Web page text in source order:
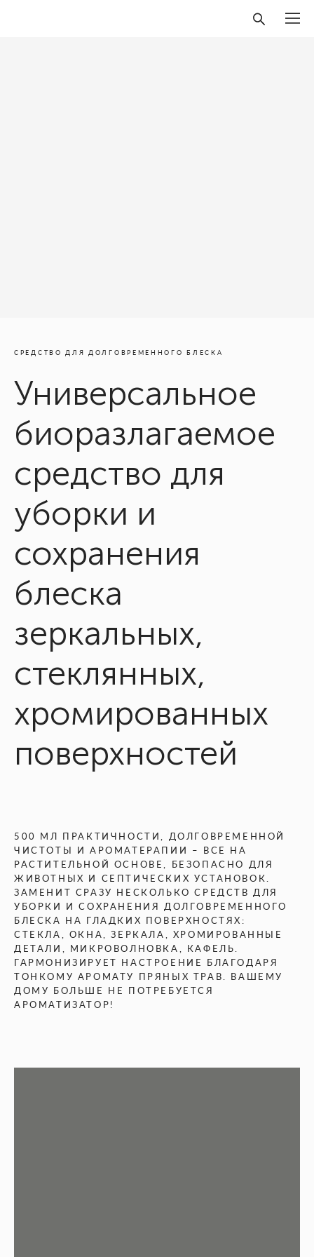
СРЕДСТВО ДЛЯ ДОЛГОВРЕМЕННОГО БЛЕСКА
Универсальное
биоразлагаемое
средство для
уборки и
сохранения
блеска
зеркальных,
стеклянных,
хромированных
поверхностей
500 МЛ ПРАКТИЧНОСТИ, ДОЛГОВРЕМЕННОЙ
ЧИСТОТЫ И АРОМАТЕРАПИИ – ВСЕ НА
РАСТИТЕЛЬНОЙ ОСНОВЕ, БЕЗОПАСНО ДЛЯ
ЖИВОТНЫХ И СЕПТИЧЕСКИХ УСТАНОВОК.
ЗАМЕНИТ СРАЗУ НЕСКОЛЬКО СРЕДСТВ ДЛЯ
УБОРКИ И СОХРАНЕНИЯ ДОЛГОВРЕМЕННОГО
БЛЕСКА НА ГЛАДКИХ ПОВЕРХНОСТЯХ:
СТЕКЛА, ОКНА, ЗЕРКАЛА, ХРОМИРОВАННЫЕ
ДЕТАЛИ, МИКРОВОЛНОВКА, КАФЕЛЬ.
ГАРМОНИЗИРУЕТ НАСТРОЕНИЕ БЛАГОДАРЯ
ТОНКОМУ АРОМАТУ ПРЯНЫХ ТРАВ. ВАШЕМУ
ДОМУ БОЛЬШЕ НЕ ПОТРЕБУЕТСЯ
АРОМАТИЗАТОР!